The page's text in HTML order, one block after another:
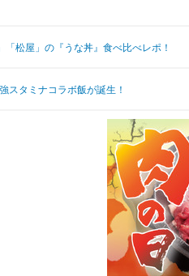
音楽
ット
の他
松屋」の『うな丼』食べ比べレポ！
スタミナコラボ飯が誕生！